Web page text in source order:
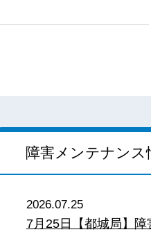
障害メンテナンス
2026.07.25
7月25日【都城局】